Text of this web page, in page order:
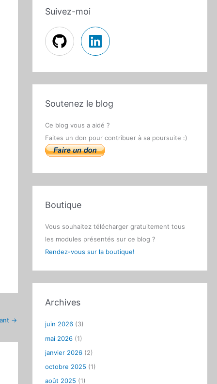
→
Suivez-moi
Soutenez le blog
Ce blog vous a aidé ?
Faites un don pour contribuer à sa poursuite :)
Boutique
Vous souhaitez télécharger gratuitement tous
les modules présentés sur ce blog ?
Rendez-vous sur la boutique!
Archives
juin 2026(3)
mai 2026(1)
janvier 2026(2)
octobre 2025 (1)
août 2025 (1)